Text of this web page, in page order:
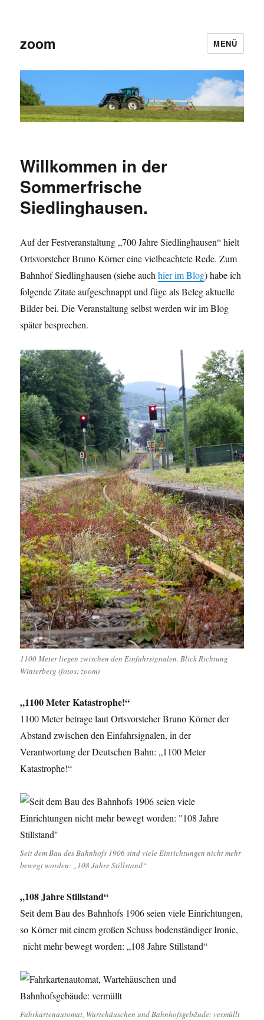
zoom MENÜ
Willkommen in der
Sommerfrische
Siedlinghausen.
Auf der Festveranstaltung „700 Jahre Siedlinghausen“ hielt
Ortsvorsteher Bruno Körner eine vielbeachtete Rede. Zum
Bahnhof Siedlinghausen (siehe auchhier im Blog) habe ich
folgende Zitate aufgeschnappt und füge als Beleg aktuelle
Bilder bei. Die Veranstaltung selbst werden wir im Blog
später besprechen.
1100 Meter liegen zwischen den Einfahrsignalen. Blick Richtung
Winterberg (fotos: zoom)
„1100 Meter Katastrophe!“
1100 Meter betrage laut Ortsvorsteher Bruno Körner der
Abstand zwischen den Einfahrsignalen, in der
Verantwortung der Deutschen Bahn: „1100 Meter
Katastrophe!“
Seit dem Bau des Bahnhofs 1906 sind viele Einrichtungen nicht mehr
bewegt worden: „108 Jahre Stillstand“
„108 Jahre Stillstand“
Seit dem Bau des Bahnhofs 1906 seien viele Einrichtungen,
so Körner mit einem großen Schuss bodenständiger Ironie,
nicht mehr bewegt worden: „108 Jahre Stillstand“
Fahrkartenautomat, Wartehäuschen und Bahnhofsgebäude: vermüllt